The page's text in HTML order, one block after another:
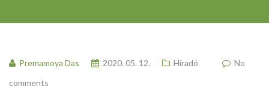
Premamoya Das 2020. 05. 12. Híradó
No
comments